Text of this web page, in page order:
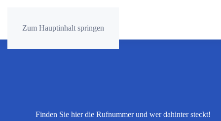
Zum Hauptinhalt springen
Finden Sie hier die Rufnummer und wer dahinter steckt!